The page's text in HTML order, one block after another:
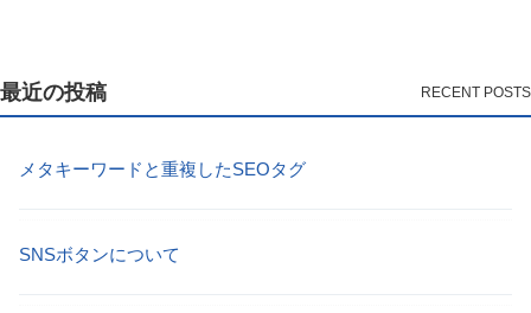
最近の投稿
メタキーワードと重複したSEOタグ
SNSボタンについて